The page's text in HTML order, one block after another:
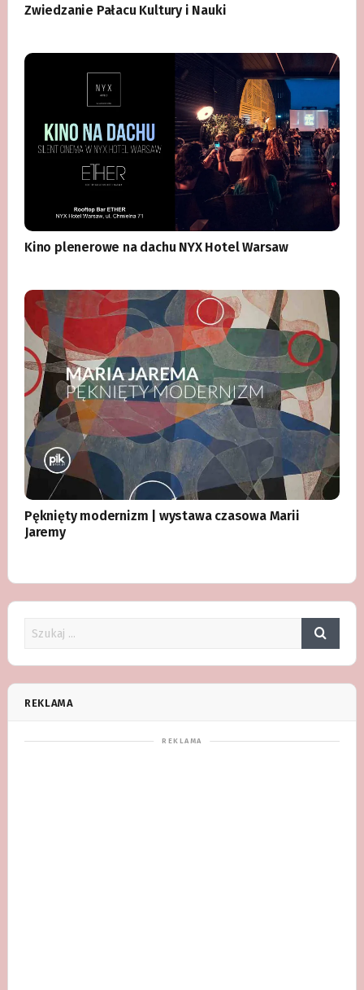
Zwiedzanie Pałacu Kultury i Nauki
Kino plenerowe na dachu NYX Hotel Warsaw
Pęknięty modernizm | wystawa czasowa Marii
Jaremy
REKLAMA